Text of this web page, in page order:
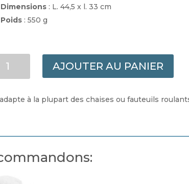
Dimensions: L. 44,5 x l. 33 cm
Poids: 550 g
AJOUTER AU PANIER
à la plupart des chaises ou fauteuils